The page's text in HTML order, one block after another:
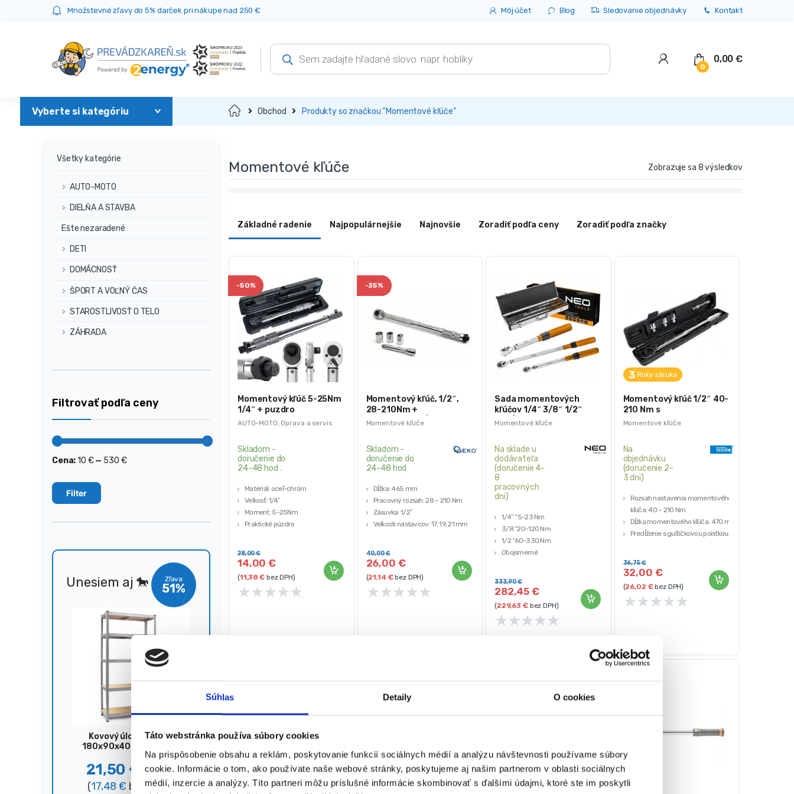
Súhlas Detaily O cookies
Táto webstránka používa súbory cookies
Na prispôsobenie obsahu a reklám, poskytovanie funkcií sociálnych médií a analýzu návštevnosti používame súbory
cookie. Informácie o tom, ako používate naše webové stránky, poskytujeme aj našim partnerom v oblasti sociálnych
médií, inzercie a analýzy. Títo partneri môžu príslušné informácie skombinovať s ďalšími údajmi, ktoré ste im poskytli
Množstevné zľavy do 5% darček pri nákupe nad 250 € Môj účet Blog Sledovanie objednávky Kontakt
Products
search
0
0,00€
Domov Obchod Produkty so značkou “Momentové kľúče”
Momentové kľúče Zobrazuje sa 8 výsledkov
Základné radenie Najpopulárnejšie Najnovšie Zoradiť podľa ceny Zoradiť podľa značky
AUTO-MOTO, Oprava a servis
-50%
Momentový kľúč 5-25Nm
1/4″ + puzdro
Skladom -
doručenie do
24-48 hod .
Materiál: oceľ-chróm
Veľkosť: 1/4″
Moment: 5-25Nm
Praktické púzdro
14,00€
28,00€
(11,38€bez DPH)
★★★★★
Momentové kľúče
-35%
Momentový kľúč, 1/2″,
28-210Nm +
príslušenstvo | GEKO
Skladom -
doručenie do
24-48 hod
Dĺžka: 465 mm
Pracovný rozsah: 28 – 210 Nm
Zásuvka: 1/2″
Veľkosti nástavcov: 17, 19, 21 mm
26,00 €
40,00€
(21,14 €bez DPH)
★★★★★
Momentové kľúče
Sada momentových
kľúčov 1/4″ 3/8″ 1/2″
NEO | 08-845
Na sklade u
dodávateľa
(doručenie 4-
8
pracovných
dni)
1/4″ “5-23 Nm
3/8 “20-120 Nm
1/2 “60-330 Nm
Obojsmerné
282,45€
333,90€
(229,63 €bez DPH)
★★★★★
Momentové kľúče
Momentový kľúč 1/2″ 40-
210 Nm s
príslušenstvom, 5-dielna
Na
objednávku
(doručenie 2-
3 dni)
Rozsah nastavenia momentového
kľúča: 40 – 210 Nm
Dĺžka momentového kľúča: 470 mm
Predĺženie s guľôčkovou poistkou:
mm
Hmotnosť netto/brutto: 2,1 kg/2,2
kg
32,00 €
36,75€
(26,02 €bez DPH)
★★★★★
Všetky kategórie
AUTO-MOTO
DIELŇA A STAVBA
Ešte nezaradené
DETI
DOMÁCNOSŤ
ŠPORT A VOĽNÝ ČAS
STAROSTLIVOSŤ O TELO
ZÁHRADA
Filtrovať podľa ceny
Minimálna
Maximálna
Filter
Cena:10 €— 530 €
Unesiem aj 🐎 Zľava
51%
Kovový úložný regál,
180x90x40 cm, 875 kg,
strieborný
21,50 € 44,00€
(17,48€ bez DPH)